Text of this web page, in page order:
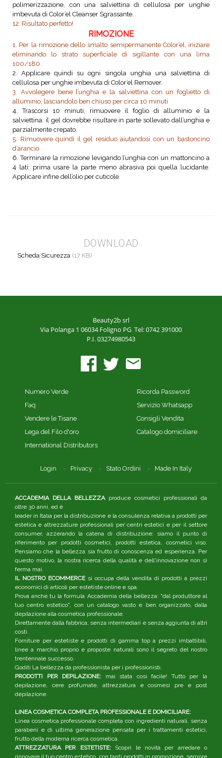
polimerizzazione, con una salviettina di cellulosa per unghie
imbevuta di Color’el Cleanser Sgrassante.
12. Risultato perfetto!
RIMOZIONE
1. Per la rimozione dello smalto semipermanente Color’el, iniziare
eliminando lo strato superficiale di sigillante con una lima
100/180.
2. Applicare quindi su ogni singola unghia una salviettina di
cellulosa per unghie imbevuta di Color’el Remover.
3. Avvolegere bene l’unghia e la salviettina con un foglietto di
alluminio, lasciandolo ben chiuso per circa 10 minuti
4. Trascorsi 10 minuti, rimuovere il foglio di alluminio e la
salviettina: il gel dovrebbe risultare in parte sollevato dall’unghia e
parzialmente crepato.
5. Rimuovere quindi il gel residuo aiutandosi con un bastoncino
d’arancio
6. Terminare la rimozione levigando l’unghia con un mattoncino a
4 lati: prima usare la parte meno abrasiva poi quella lucidante.
Applicare infine dell’olio per cuticole.
DOWNLOAD
Scheda Sicurezza (17 KB)
Beauty2b srl
Via Polanga 1 06034 Foligno PG Tel: 0742 391000
P.I. 03274980543
Numero Verde
Faq
Vendere le Tisane
Lega del Filo d'oro
International Distributors
Ricorda Password
Servizio Whatsapp
Consigli Vendita
Catalogo domiciliare
Login Privacy Stato Ordini Made In Italy
ACCADEMIA DELLA BELLEZZAproduce cosmetici professionali da
oltre 30 anni, ed è
leader in Italia per la distribuzione e la consulenza relativa a prodotti per
estetica e attrezzature professionali per centri estetici e per il settore
consumer, azzerando la catena di distribuzione: siamo il punto di
riferimento per prodotti cosmetici, prodotti estetica, cosmetici viso.
Pensiamo che la bellezza sia frutto di conoscenza ed esperienza. Per
questo motivo, la nostra ricerca della qualità e dell'innovazione non si
ferma mai.
IL NOSTRO ECOMMERCEsi occupa della vendita di prodotti a prezzi
economici di articoli per estetiste online e spa.
Prova anche tu la formula Accademia della bellezza: "dal produttore al
tuo centro estetico", con un catalogo vasto e ben organizzato, dalla
depilazione alla cosmetica professionale.
Direttamente dalla fabbrica, senza intermediari e senza aggiunta di altri
costi.
Forniture per estetiste e prodotti di gamma top a prezzi imbattibili,
linee a marchio proprio e proposte naturali sono il segreto del nostro
trentennale successo.
Goditi La bellezza da professionista per i professionisti.
PRODOTTI PER DEPILAZIONE: mai stata così facile! Tutto per la
depilazione, cere profumate, attrezzatura e cosmesi pre e post
depilazione.
LINEA COSMETICA COMPLETA PROFESSIONALE E DOMICILIARE:
Linea cosmetica professionale completa con ingredienti naturali, senza
parabeni e di ultima generazione pensata per i trattamenti estetici,
frutto della moderna ricerca cosmetica.
ATTREZZATURA PER ESTETISTE:Scopri le novità per arredare o
rinnovare il tuo centro estetico, con tanti prodotti in promozione, sempre